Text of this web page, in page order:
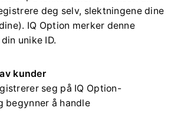
deg selv, slektningene dine
IQ Option merker denne
unike ID.
kunder
seg på IQ Option-
begynner å handle